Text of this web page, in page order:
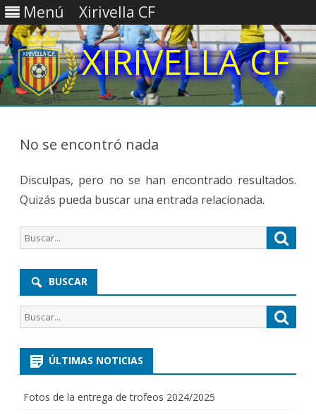
Menú Xirivella CF
No se encontró nada
Disculpas, pero no se han encontrado resultados.
Quizás pueda buscar una entrada relacionada.
Buscar
por:
BUSCAR
Buscar
por:
ÚLTIMAS NOTICIAS
Fotos de la entrega de trofeos 2024/2025